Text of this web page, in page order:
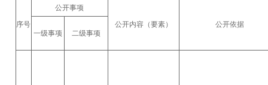
序号
公开事项
公开内容（要素）
公开依据
一级事项
二级事项